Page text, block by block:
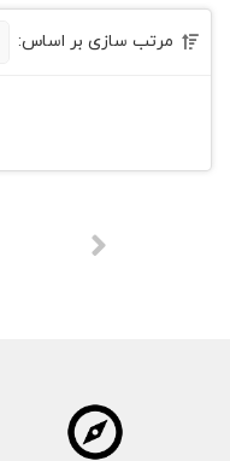
مرتب سازی بر اساس: